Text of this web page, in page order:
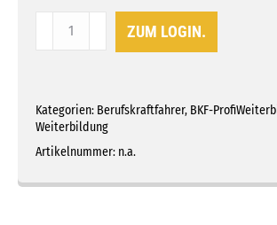
-
Lkw-
Maut
in
ZUM LOGIN.
Kategorien: Berufskraftfahrer, BKF-
Weiterbildung
Artikelnummer: n.a.